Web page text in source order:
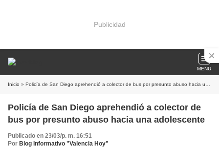
Publicidad
MENU
Inicio » Policía de San Diego aprehendió a colector de bus por presunto abuso hacia una adolescente
Policía de San Diego aprehendió a colector de
bus por presunto abuso hacia una adolescente
Publicado en 23/03/p. m. 16:51
Por Blog Informativo "Valencia Hoy"